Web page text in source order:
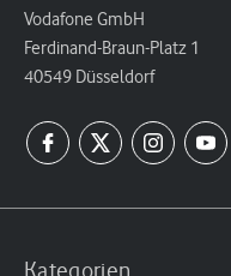
Vodafone GmbH
Ferdinand-Braun-Platz 1
40549 Düsseldorf